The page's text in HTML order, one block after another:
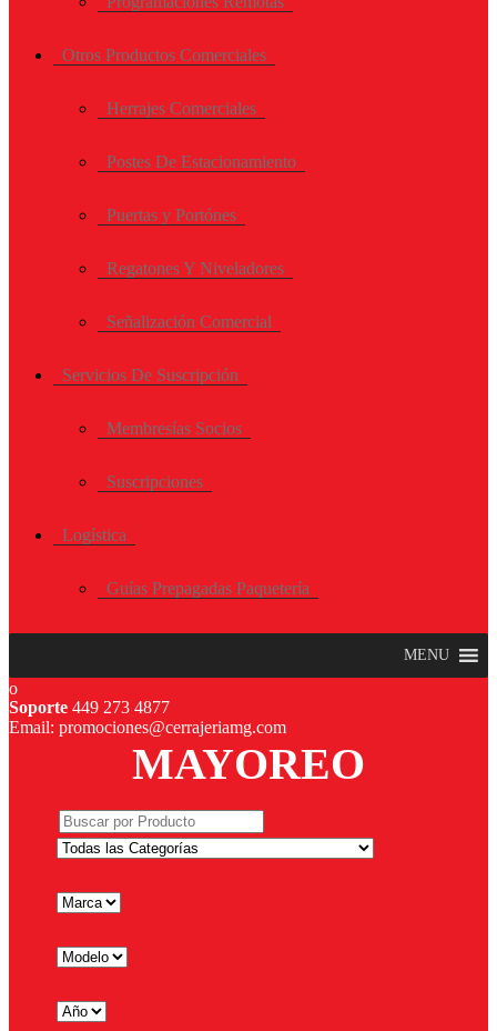
Otros Productos Comerciales
Herrajes Comerciales
Postes De Estacionamiento
Puertas y Portónes
Regatones Y Niveladores
Señalización Comercial
Servicios De Suscripción
Membresías Socios
Suscripciones
Logística
Guías Prepagadas Paquetería
MENU
Soporte 449 273 4877
Email: promociones@cerrajeriamg.com
MAYOREO